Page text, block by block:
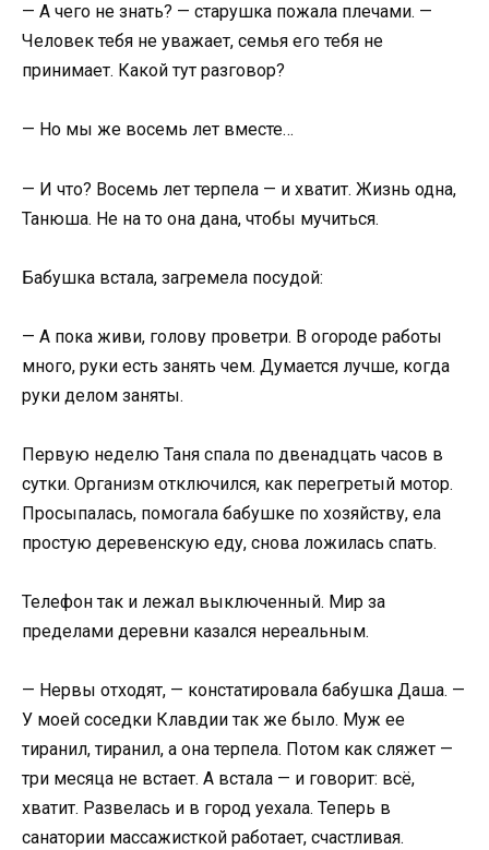
— А чего не знать? — старушка пожала плечами. —
Человек тебя не уважает, семья его тебя не
принимает. Какой тут разговор?
— Но мы же восемь лет вместе…
— И что? Восемь лет терпела — и хватит. Жизнь одна,
Танюша. Не на то она дана, чтобы мучиться.
Бабушка встала, загремела посудой:
— А пока живи, голову проветри. В огороде работы
много, руки есть занять чем. Думается лучше, когда
руки делом заняты.
Первую неделю Таня спала по двенадцать часов в
сутки. Организм отключился, как перегретый мотор.
Просыпалась, помогала бабушке по хозяйству, ела
простую деревенскую еду, снова ложилась спать.
Телефон так и лежал выключенный. Мир за
пределами деревни казался нереальным.
— Нервы отходят, — констатировала бабушка Даша. —
У моей соседки Клавдии так же было. Муж ее
тиранил, тиранил, а она терпела. Потом как сляжет —
три месяца не встает. А встала — и говорит: всё,
хватит. Развелась и в город уехала. Теперь в
санатории массажисткой работает, счастливая.